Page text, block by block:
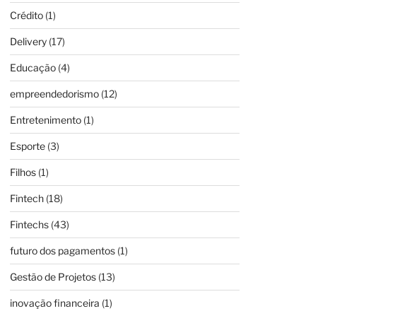
Crédito(1)
Delivery(17)
Educação(4)
empreendedorismo(12)
Entretenimento(1)
Esporte(3)
Filhos(1)
Fintech(18)
Fintechs(43)
futuro dos pagamentos(1)
Gestão de Projetos(13)
inovação financeira (1)